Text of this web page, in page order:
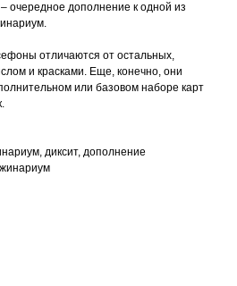
дополнение к одной из
отличаются от остальных,
и красками. Еще, конечно, они
или базовом наборе карт
диксит, дополнение